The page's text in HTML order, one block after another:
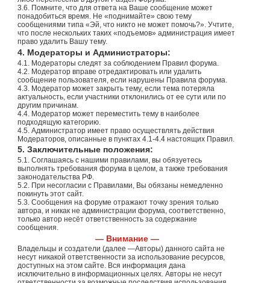
3.6. Помните, что для ответа на Ваше сообщение может
понадобиться время. Не «поднимайте» свою тему
сообщениями типа «Эй, что никто не может помочь?». Учтите,
что после нескольких таких «подъемов» администрация имеет
право удалить Вашу тему.
4. Модераторы и Администраторы:
4.1. Модераторы следят за соблюдением Правил форума.
4.2. Модератор вправе отредактировать или удалить
сообщение пользователя, если нарушены Правила форума.
4.3. Модератор может закрыть тему, если тема потеряла
актуальность, если участники отклонились от ее сути или по
другим причинам.
4.4. Модератор может переместить тему в наиболее
подходящую категорию.
4.5. Администратор имеет право осуществлять действия
Модераторов, описанные в пунктах 4.1-4.4 настоящих Правил.
5. Заключительные положения:
5.1. Соглашаясь с нашими правилами, вы обязуетесь
выполнять требования форума в целом, а также требования
законодательства РФ.
5.2. При несогласии с Правилами, Вы обязаны немедленно
покинуть этот сайт.
5.3. Сообщения на форуме отражают точку зрения только
автора, и никак не администрации форума, соответственно,
только автор несёт ответственность за содержание
сообщения.
— Внимание —
Владельцы и создатели (далее —Авторы) данного сайта не
несут никакой ответственности за использование ресурсов,
доступных на этом сайте. Вся информация дана
исключительно в информационных целях. Авторы не несут